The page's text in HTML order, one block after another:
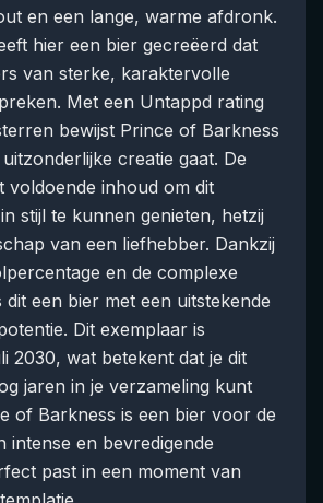
en een lange, warme afdronk.
hier een bier gecreëerd dat
van sterke, karaktervolle
Met een Untappd rating
bewijst Prince of Barkness
creatie gaat. De
voldoende inhoud om dit
stijl te kunnen genieten, hetzij
van een liefhebber. Dankzij
en de complexe
dit een bier met een uitstekende
Dit exemplaar is
2030, wat betekent dat je dit
jaren in je verzameling kunt
of Barkness is een bier voor de
intense en bevredigende
past in een moment van